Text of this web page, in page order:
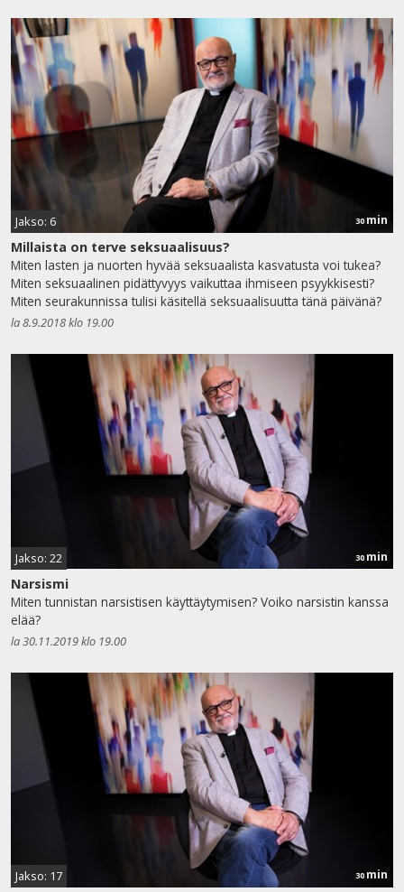
Jakso: 6 30 min
Millaista on terve seksuaalisuus?
Miten lasten ja nuorten hyvää seksuaalista kasvatusta voi tukea?
Miten seksuaalinen pidättyvyys vaikuttaa ihmiseen psyykkisesti?
Miten seurakunnissa tulisi käsitellä seksuaalisuutta tänä päivänä?
la 8.9.2018 klo 19.00
Jakso: 22 30 min
Narsismi
Miten tunnistan narsistisen käyttäytymisen? Voiko narsistin kanssa
elää?
la 30.11.2019 klo 19.00
Jakso: 17 30 min